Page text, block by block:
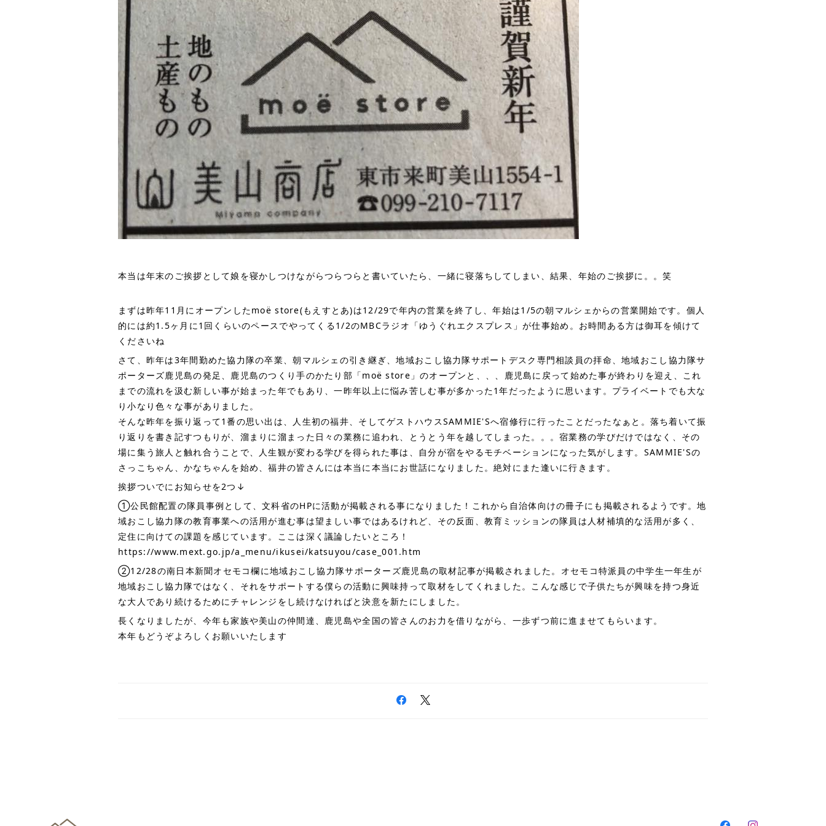
本当は年末のご挨拶として娘を寝かしつけながらつらつらと書いていたら、一緒に寝落ちしてしまい、結果、年始のご挨拶に。。笑
まずは昨年11月にオープンしたmoë store(もえすとあ)は12/29で年内の営業を終了し、年始は1/5の朝マルシェからの営業開始です。個人
的には約1.5ヶ月に1回くらいのペースでやってくる1/2のMBCラジオ「ゆうぐれエクスプレス」が仕事始め。お時間ある方は御耳を傾けて
くださいね
さて、昨年は3年間勤めた協力隊の卒業、朝マルシェの引き継ぎ、地域おこし協力隊サポートデスク専門相談員の拝命、地域おこし協力隊サ
ポーターズ鹿児島の発足、鹿児島のつくり手のかたり部「moë store」のオープンと、、、鹿児島に戻って始めた事が終わりを迎え、これ
までの流れを汲む新しい事が始まった年でもあり、一昨年以上に悩み苦しむ事が多かった1年だったように思います。プライベートでも大な
り小なり色々な事がありました。
そんな昨年を振り返って1番の思い出は、人生初の福井、そしてゲストハウスSAMMIE'Sへ宿修行に行ったことだったなぁと。落ち着いて振
り返りを書き記すつもりが、溜まりに溜まった日々の業務に追われ、とうとう年を越してしまった。。。宿業務の学びだけではなく、その
場に集う旅人と触れ合うことで、人生観が変わる学びを得られた事は、自分が宿をやるモチベーションになった気がします。SAMMIE'Sの
さっこちゃん、かなちゃんを始め、福井の皆さんには本当に本当にお世話になりました。絶対にまた逢いに行きます。
挨拶ついでにお知らせを2つ↓
①公民館配置の隊員事例として、文科省のHPに活動が掲載される事になりました！これから自治体向けの冊子にも掲載されるようです。地
域おこし協力隊の教育事業への活用が進む事は望ましい事ではあるけれど、その反面、教育ミッションの隊員は人材補填的な活用が多く、
定住に向けての課題を感じています。ここは深く議論したいところ！
https://www.mext.go.jp/a_menu/ikusei/katsuyou/case_001.htm
②12/28の南日本新聞オセモコ欄に地域おこし協力隊サポーターズ鹿児島の取材記事が掲載されました。オセモコ特派員の中学生一年生が
地域おこし協力隊ではなく、それをサポートする僕らの活動に興味持って取材をしてくれました。こんな感じで子供たちが興味を持つ身近
な大人であり続けるためにチャレンジをし続けなければと決意を新たにしました。
長くなりましたが、今年も家族や美山の仲間達、鹿児島や全国の皆さんのお力を借りながら、一歩ずつ前に進ませてもらいます。
本年もどうぞよろしくお願いいたします